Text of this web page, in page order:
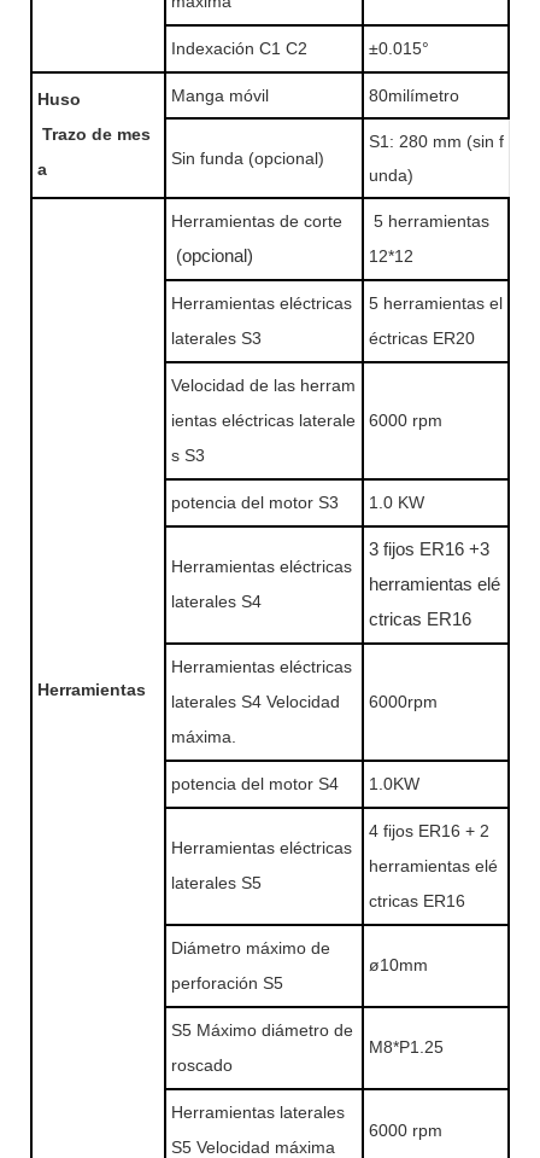
Indexación C1 C2 ±0.015°
Huso
Trazo de mes
a
Manga móvil 80milímetro
Sin funda (opcional)
S1: 280 mm (sin f
unda)
Herramientas
Herramientas de corte
(opcional)
5 herramientas
12*12
Herramientas eléctricas
laterales S3
5 herramientas el
éctricas ER20
Velocidad de las herram
ientas eléctricas laterale
s S3
6000 rpm
potencia del motor S3 1.0 KW
Herramientas eléctricas
laterales S4
3 fijos ER16 +3
herramientas elé
ctricas ER16
Herramientas eléctricas
laterales S4 Velocidad
máxima.
6000rpm
potencia del motor S4 1.0KW
Herramientas eléctricas
laterales S5
4 fijos ER16 + 2
herramientas elé
ctricas ER16
Diámetro máximo de
perforación S5
ø10mm
S5 Máximo diámetro de
roscado
M8*P1.25
Herramientas laterales
S5 Velocidad máxima
6000 rpm